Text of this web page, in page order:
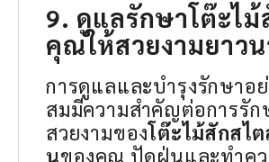
9. ดูแลรักษาโต๊ะไม้
คุณให้สวยงามยาว
การดูแลและบำรุงรักษาอย่
สมมีความสำคัญต่อการรัก
สวยงามของโต๊ะไม้สักสไต
นของคุณ ปัดฝุ่นและทำคว